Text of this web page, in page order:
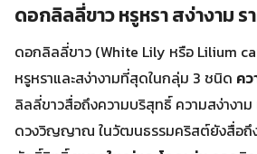
ดอกลิลลี่ขาว หรูหรา สง่างาม ร
ดอกลิลลี่ขาว (White Lily หรือ Lilium
หรูหราและสง่างามที่สุดในกลุ่ม 3 ชนิด ค
ลิลลี่ขาวสื่อถึงความบริสุทธิ์ ความสง่างาม
ดวงวิญญาณ ในวัฒนธรรมคริสต์ยังสื่อถึง